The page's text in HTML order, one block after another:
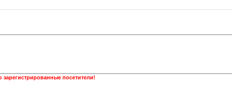
зарегистрированные посетители!